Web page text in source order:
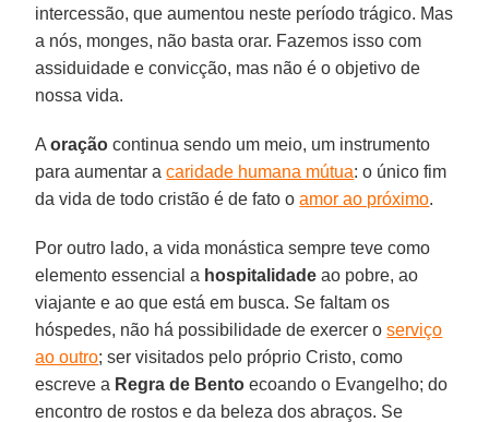
intercessão, que aumentou neste período trágico. Mas
a nós, monges, não basta orar. Fazemos isso com
assiduidade e convicção, mas não é o objetivo de
nossa vida.
Aoração continua sendo um meio, um instrumento
para aumentar acaridade humana mútua: o único fim
da vida de todo cristão é de fato oamor ao próximo.
Por outro lado, a vida monástica sempre teve como
elemento essencial a hospitalidade ao pobre, ao
viajante e ao que está em busca. Se faltam os
hóspedes, não há possibilidade de exercer oserviço
ao outro; ser visitados pelo próprio Cristo, como
escreve a Regra de Bento ecoando o Evangelho; do
encontro de rostos e da beleza dos abraços. Se